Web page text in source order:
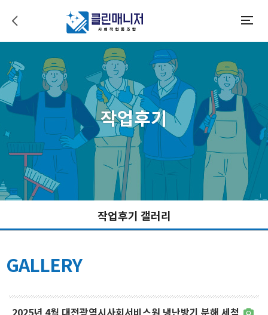
이전으로 가기
작업후기
작업후기 갤러리
GALLERY
2025년 4월 대전광역시사회서비스원 냉난방기 분해 세척